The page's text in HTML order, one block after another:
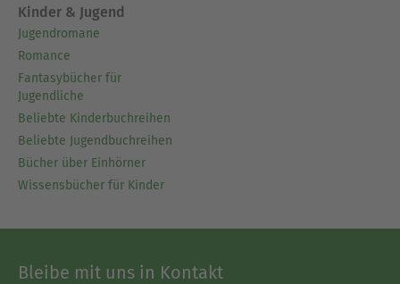
Kinder & Jugend
Jugendromane
Romance
Fantasybücher für
Jugendliche
Beliebte Kinderbuchreihen
Beliebte Jugendbuchreihen
Bücher über Einhörner
Wissensbücher für Kinder
Bleibe mit uns in Kontakt